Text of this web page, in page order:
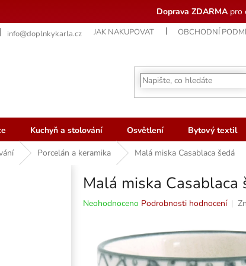
Doprava ZDARMApro
info@doplnkykarla.cz JAK NAKUPOVAT OBCHODNÍ
Kuchyň a stolování Osvětlení Bytový textil
Porcelán a keramika Malá miska Casablaca šedá
Malá miska Casablaca
Průměrné
Neohodnoceno Podrobnosti hodnocení